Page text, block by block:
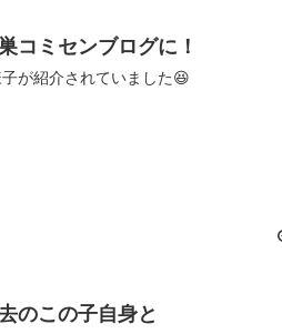
コミセンブログに！
が紹介されていました😆
のこの子自身と